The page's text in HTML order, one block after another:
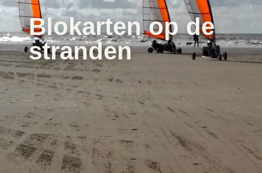
Blokarten op de
stranden